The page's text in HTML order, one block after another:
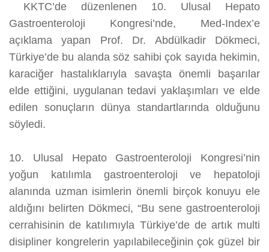
KKTC’de düzenlenen 10. Ulusal Hepato
Gastroenteroloji Kongresi’nde, Med-Index’e
açıklama yapan Prof. Dr. Abdülkadir Dökmeci,
Türkiye’de bu alanda söz sahibi çok sayıda hekimin,
karaciğer hastalıklarıyla savaşta önemli başarılar
elde ettiğini, uygulanan tedavi yaklaşımları ve elde
edilen sonuçların dünya standartlarında olduğunu
söyledi.
10. Ulusal Hepato Gastroenteroloji Kongresi’nin
yoğun katılımla gastroenteroloji ve hepatoloji
alanında uzman isimlerin önemli birçok konuyu ele
aldığını belirten Dökmeci, “Bu sene gastroenteroloji
cerrahisinin de katılımıyla Türkiye’de de artık multi
disipliner kongrelerin yapılabileceğinin çok güzel bir